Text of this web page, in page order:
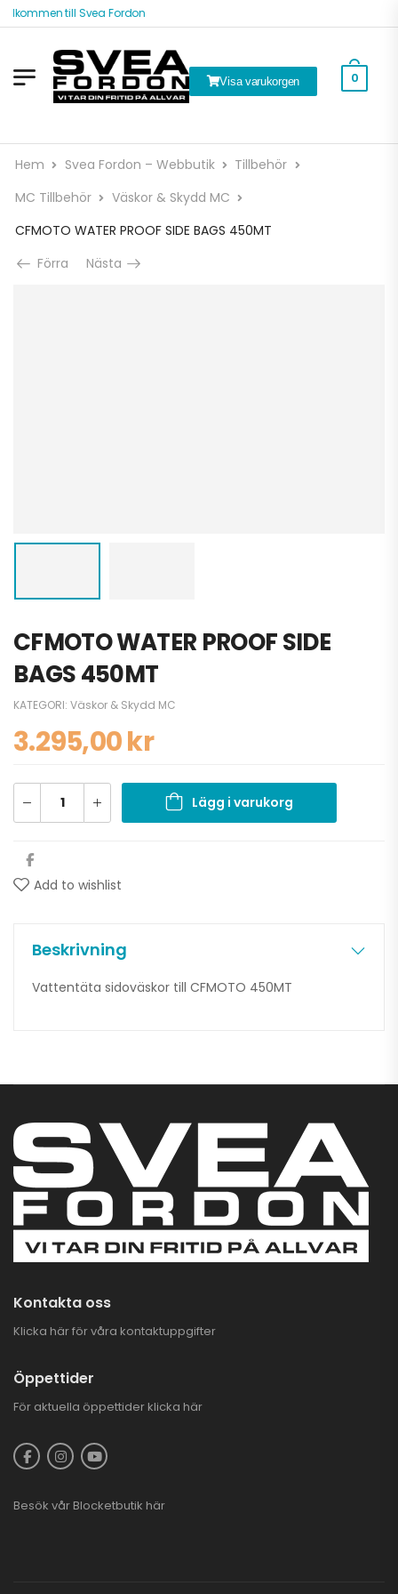
till Svea Fordon
Visa varukorgen 0
Hem Svea Fordon – Webbutik
Tillbehör
MC Tillbehör
Väskor & Skydd MC
CFMOTO WATER PROOF SIDE BAGS 450MT
Förra
Nästa
CFMOTO WATER PROOF SIDE
BAGS 450MT
KATEGORI: Väskor & Skydd MC
3.295,00kr
Lägg i varukorg
Add to wishlist
Beskrivning
Vattentäta sidoväskor till CFMOTO 450MT
Kontakta oss
Klicka här för våra kontaktuppgifter
Öppettider
För aktuella öppettider klicka här
Besök vår Blocketbutik här